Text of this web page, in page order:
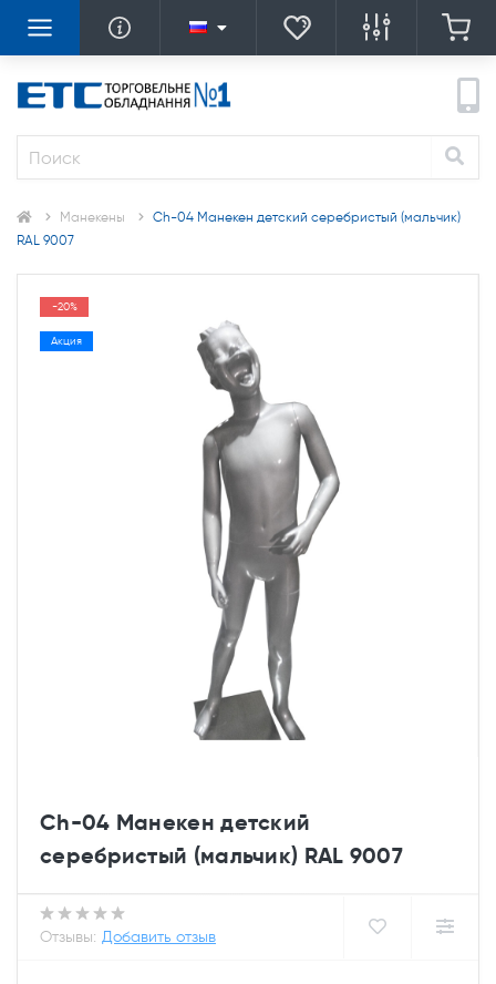
Манекены
Ch-04 Манекен детский серебристый (мальчик)
RAL 9007
-20%
Акция
Ch-04 Манекен детский
серебристый (мальчик) RAL 9007
Отзывы: Добавить отзыв